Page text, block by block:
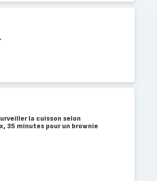
la cuisson selon
35 minutes pour un brownie